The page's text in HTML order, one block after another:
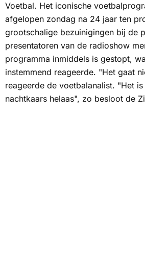
Voetbal. Het iconische
afgelopen zondag na 24 jaar ten
grootschalige bezuinigingen bij de
presentatoren van de radioshow
programma inmiddels is gestopt,
instemmend reageerde. "Het gaat
reageerde de voetbalanalist. "Het
nachtkaars helaas", zo besloot de